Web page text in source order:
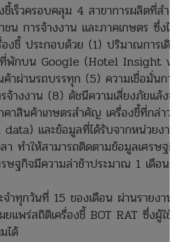
ร็วครอบคลุม 4 สาขาการผลิตที่สำคัญใน
น การจ้างงาน และภาคเกษตร ซึ่งได้
ชี้ ประกอบด้วย (1) ปริมาณการเดินทาง
พักบน Google (Hotel Insight with
านรถบรรทุก (5) ความเชื่อมั่นการใช้
งงาน (8) ดัชนีความเสี่ยงภัยแล้งของ
นค้าเกษตรสำคัญ เครื่องชี้ที่กล่าวมา ได้
และข้อมูลที่ได้รับจากหน่วยงาน
ทำให้สามารถติดตามข้อมูลเศรษฐกิจได้
ษฐกิจมีความล่าช้าประมาณ 1 เดือน
กวันที่ 15 ของเดือน ผ่านรายงานสรุป
พร่สถิติเครื่องชี้ BOT RAT ซึ่งผู้ใช้งาน
ได้